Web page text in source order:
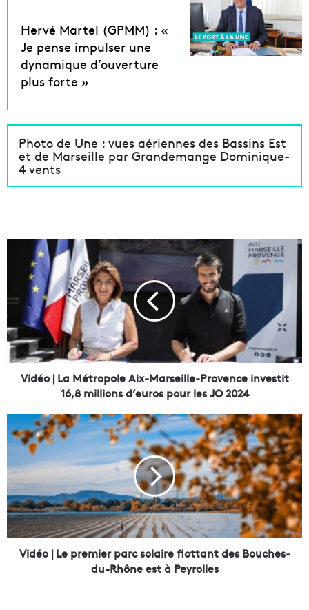
Hervé Martel (GPMM) : «
Je pense impulser une
dynamique d’ouverture
plus forte »
Photo de Une : vues aériennes des Bassins Est
et de Marseille par Grandemange Dominique-
4 vents
o
|
L
a
M
o
p
o
l
e
A
i
x
-
Vidéo | La Métropole Aix-Marseille-Provence investit
16,8 millions d’euros pour les JO 2024
V
é
o
|
L
e
p
Vidéo | Le premier parc solaire flottant des Bouches-
du-Rhône est à Peyrolles